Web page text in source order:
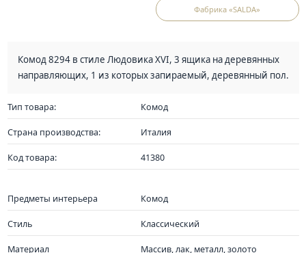
Фабрика «SALDA»
Комод 8294 в стиле Людовика XVI, 3 ящика на деревянных
направляющих, 1 из которых запираемый, деревянный пол.
Тип товара: Комод
Страна производства: Италия
Код товара: 41380
Предметы интерьера Комод
Стиль Классический
Материал Массив, лак, металл, золото